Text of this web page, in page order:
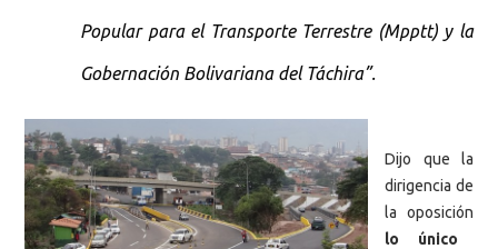
Popular para el Transporte Terrestre (Mpptt) y la
Gobernación Bolivariana del Táchira”.
Dijo que la
dirigencia de
la oposición
lo único